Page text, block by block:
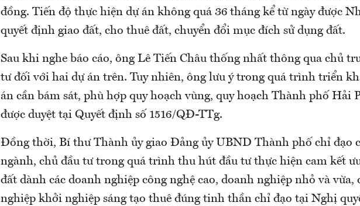
đồng. Tiến độ thực hiện dự án không quá 36 tháng kể từ ngày được
quyết định giao đất, cho thuê đất, chuyển đổi mục đích sử dụng đất.
Sau khi nghe báo cáo, ông Lê Tiến Châu thống nhất thông qua chủ
tư đối với hai dự án trên. Tuy nhiên, ông lưu ý trong quá trình triển
án cần bám sát, phù hợp quy hoạch vùng, quy hoạch Thành phố Hải
được duyệt tại Quyết định số 1516/QĐ-TTg.
Đồng thời, Bí thư Thành ủy giao Đảng ủy UBND Thành phố chỉ đạo
ngành, chủ đầu tư trong quá trình thu hút đầu tư thực hiện cam kết
đất dành các doanh nghiệp công nghệ cao, doanh nghiệp nhỏ và vừa,
nghiệp khởi nghiệp sáng tạo thuê đúng tinh thần chỉ đạo tại Nghị